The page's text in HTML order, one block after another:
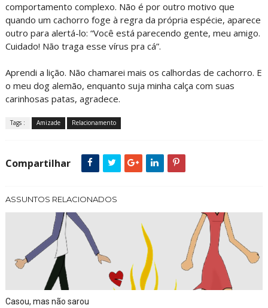
comportamento complexo. Não é por outro motivo que
quando um cachorro foge à regra da própria espécie, aparece
outro para alertá-lo: “Você está parecendo gente, meu amigo.
Cuidado! Não traga esse vírus pra cá”.
Aprendi a lição. Não chamarei mais os calhordas de cachorro. E
o meu dog alemão, enquanto suja minha calça com suas
carinhosas patas, agradece.
Tags : Amizade Relacionamento
Compartilhar
ASSUNTOS RELACIONADOS
Casou, mas não sarou